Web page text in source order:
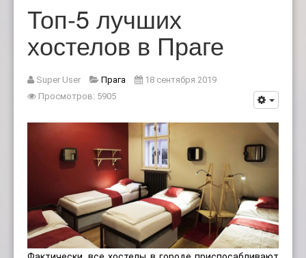
Топ-5 лучших
хостелов в Праге
Super User Прага
18 сентября 2019
Просмотров: 5905